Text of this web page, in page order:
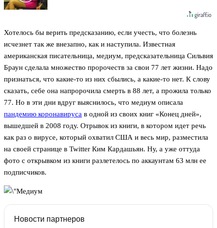
Хотелось бы верить предсказанию, если учесть, что болезнь
исчезнет так же внезапно, как и наступила. Известная
американская писательница, медиум, предсказательница Сильвия
Браун сделала множество пророчеств за свои 77 лет жизни. Надо
признаться, что какие-то из них сбылись, а какие-то нет. К слову
сказать, себе она напророчила смерть в 88 лет, а прожила только
77. Но в эти дни вдруг выяснилось, что медиум описала
пандемию коронавируса в одной из своих книг «Конец дней»,
вышедшей в 2008 году. Отрывок из книги, в котором идет речь
как раз о вирусе, который охватил США и весь мир, разместила
на своей странице в Twitter Ким Кардашьян. Ну, а уже оттуда
фото с открывком из книги разлетелось по аккаунтам 63 млн ее
подписчиков.
Новости партнеров